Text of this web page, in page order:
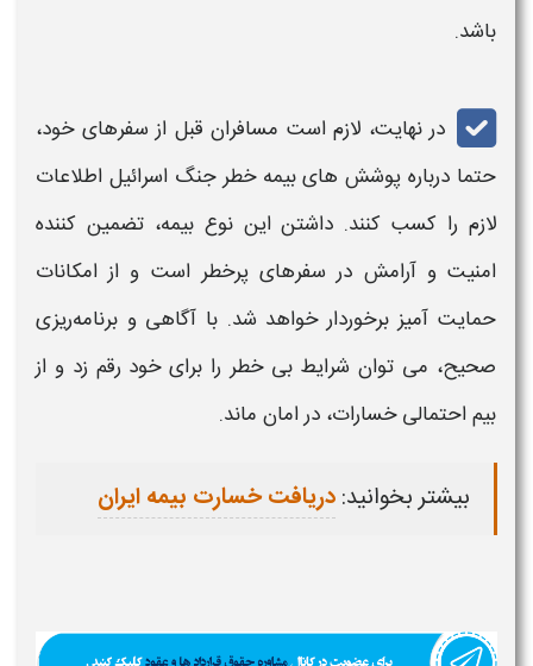
باشد.
در نهایت، لازم است مسافران قبل از سفرهای خود،
حتما درباره‌ پوشش‌ های بیمه خطر جنگ اسرائیل اطلاعات
لازم را کسب کنند. داشتن این نوع بیمه، تضمین‌ کننده
امنیت و آرامش در سفرهای پرخطر است و از امکانات
حمایت‌ آمیز برخوردار خواهد شد. با آگاهی و برنامه‌ریزی
صحیح، می‌ توان شرایط بی‌ خطر را برای خود رقم زد و از
بیم احتمالی خسارات، در امان ماند.
بیشتر بخوانید:دریافت خسارت بیمه ایران